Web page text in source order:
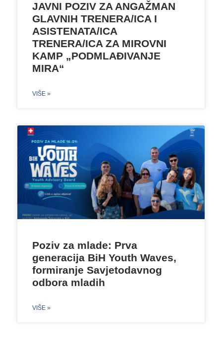
JAVNI POZIV ZA ANGAŽMAN
GLAVNIH TRENERA/ICA I
ASISTENATA/ICA
TRENERA/ICA ZA MIROVNI
KAMP „PODMLAĐIVANJE
MIRA“
VIŠE »
Poziv za mlade: Prva
generacija BiH Youth Waves,
formiranje Savjetodavnog
odbora mladih
VIŠE »